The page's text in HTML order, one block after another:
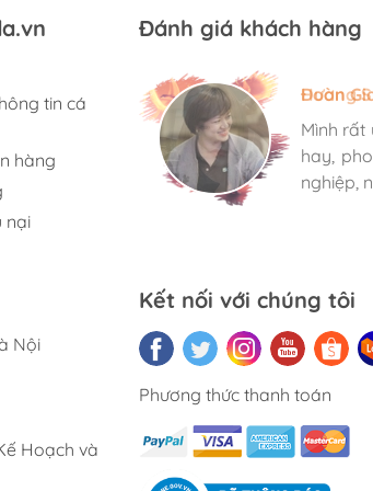
tin cá
hàng
nại
Đánh giá khách hàng
Hương
Mình rất
hay,
nghiệp,
Đoàn
Mình rất
hay,
nghiệp,
Ngọc
Mình rất
hay,
nghiệp,
Nội
Hoạch và
Kết nối với chúng tôi
Phương thức thanh toán